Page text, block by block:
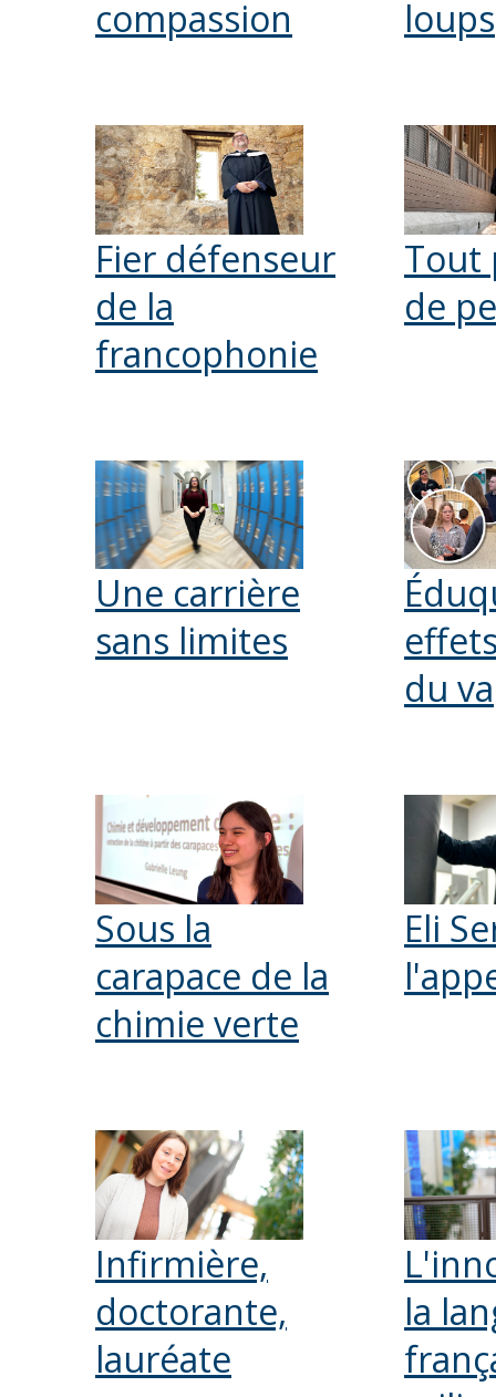
compassion loups
Fier défenseur
de la
francophonie
Tout
de
Une carrière
sans limites
du
Sous la
carapace de la
chimie verte
Eli
Infirmière,
doctorante,
lauréate
la